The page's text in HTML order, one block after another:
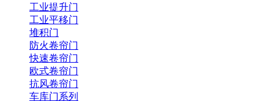
工业提升门
工业平移门
堆积门
防火卷帘门
快速卷帘门
欧式卷帘门
抗风卷帘门
车库门系列